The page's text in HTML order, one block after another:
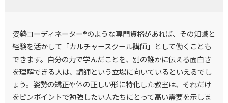
姿勢コーディネーター®のような専門資格があれば、その知識と
経験を活かして「カルチャースクール講師」として働くことも
できます。自分の力で学んだことを、別の誰かに伝える面白さ
を理解できる人は、講師という立場に向いているといえるでし
ょう。姿勢の矯正や体の正しい形に特化した教室は、それだけ
をピンポイントで勉強したい人たちにとって高い需要を示しま